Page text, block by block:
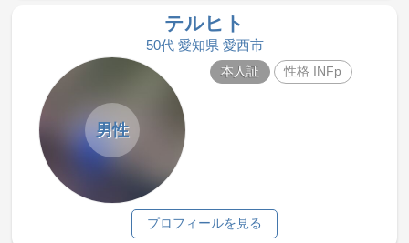
テルヒト
50代 愛知県 愛西市
男性
本人証 性格 INFp
プロフィールを見る